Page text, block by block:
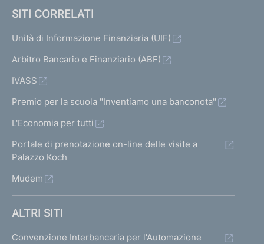
SITI CORRELATI
Unità di Informazione Finanziaria (UIF)
Arbitro Bancario e Finanziario (ABF)
IVASS
Premio per la scuola "Inventiamo una banconota"
L'Economia per tutti
Portale di prenotazione on-line delle visite a
Palazzo Koch
Mudem
ALTRI SITI
Convenzione Interbancaria per l'Automazione